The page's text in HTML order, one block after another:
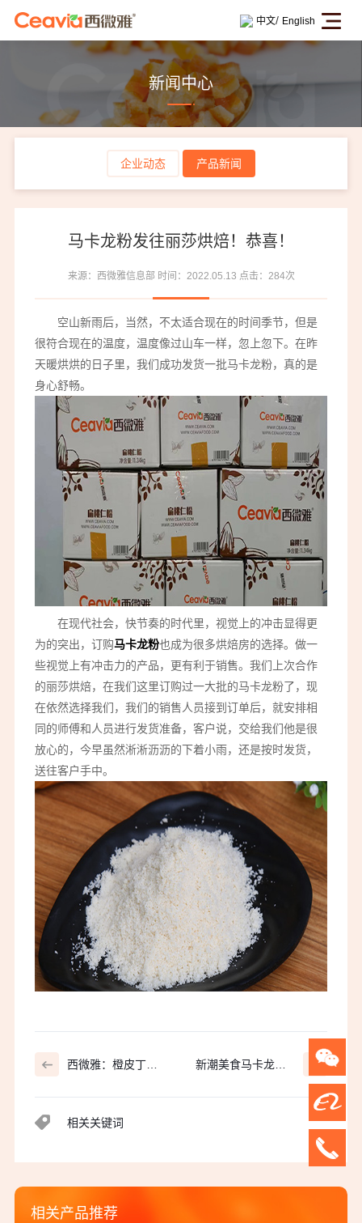
中文/ English
新闻中心
企业动态 产品新闻
马卡龙粉发往丽莎烘焙！恭喜！
来源：西微雅信息部 时间：2022.05.13 点击：284次
空山新雨后，当然，不太适合现在的时间季节，但是
很符合现在的温度，温度像过山车一样，忽上忽下。在昨
天暖烘烘的日子里，我们成功发货一批马卡龙粉，真的是
身心舒畅。
在现代社会，快节奏的时代里，视觉上的冲击显得更
为的突出，订购马卡龙粉也成为很多烘焙房的选择。做一
些视觉上有冲击力的产品，更有利于销售。我们上次合作
的丽莎烘焙，在我们这里订购过一大批的马卡龙粉了，现
在依然选择我们，我们的销售人员接到订单后，就安排相
同的师傅和人员进行发货准备，客户说，交给我们他是很
放心的，今早虽然淅淅沥沥的下着小雨，还是按时发货，
送往客户手中。
西微雅：橙皮丁还
新潮美食马卡龙和
相关关键词
相关产品推荐